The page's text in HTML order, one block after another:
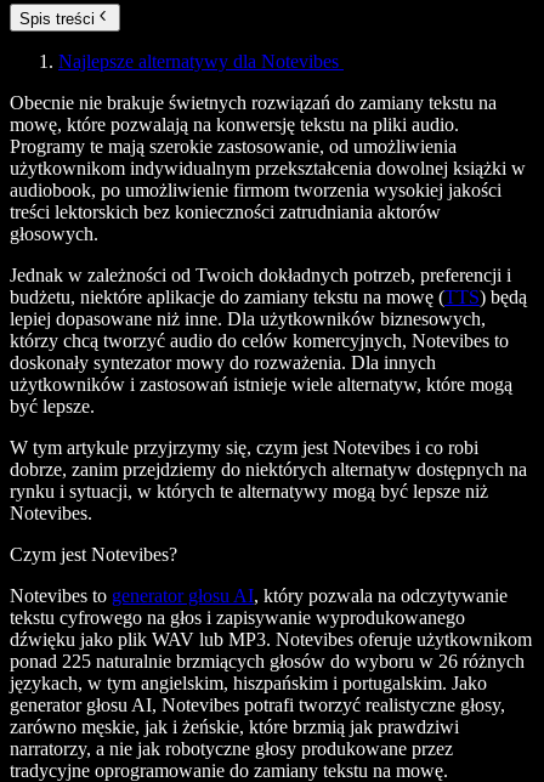
Spis treści
Najlepsze alternatywy dla Notevibes
Obecnie nie brakuje świetnych rozwiązań do zamiany tekstu na
mowę, które pozwalają na konwersję tekstu na pliki audio.
Programy te mają szerokie zastosowanie, od umożliwienia
użytkownikom indywidualnym przekształcenia dowolnej książki w
audiobook, po umożliwienie firmom tworzenia wysokiej jakości
treści lektorskich bez konieczności zatrudniania aktorów
głosowych.
Jednak w zależności od Twoich dokładnych potrzeb, preferencji i
budżetu, niektóre aplikacje do zamiany tekstu na mowę (TTS) będą
lepiej dopasowane niż inne. Dla użytkowników biznesowych,
którzy chcą tworzyć audio do celów komercyjnych, Notevibes to
doskonały syntezator mowy do rozważenia. Dla innych
użytkowników i zastosowań istnieje wiele alternatyw, które mogą
być lepsze.
W tym artykule przyjrzymy się, czym jest Notevibes i co robi
dobrze, zanim przejdziemy do niektórych alternatyw dostępnych na
rynku i sytuacji, w których te alternatywy mogą być lepsze niż
Notevibes.
Czym jest Notevibes?
Notevibes to generator głosu AI, który pozwala na odczytywanie
tekstu cyfrowego na głos i zapisywanie wyprodukowanego
dźwięku jako plik WAV lub MP3. Notevibes oferuje użytkownikom
ponad 225 naturalnie brzmiących głosów do wyboru w 26 różnych
językach, w tym angielskim, hiszpańskim i portugalskim. Jako
generator głosu AI, Notevibes potrafi tworzyć realistyczne głosy,
zarówno męskie, jak i żeńskie, które brzmią jak prawdziwi
narratorzy, a nie jak robotyczne głosy produkowane przez
tradycyjne oprogramowanie do zamiany tekstu na mowę.